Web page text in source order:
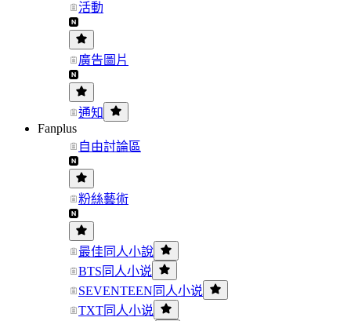
活動
廣告圖片
通知
Fanplus
自由討論區
粉絲藝術
最佳同人小說
BTS同人小说
SEVENTEEN同人小说
TXT同人小说